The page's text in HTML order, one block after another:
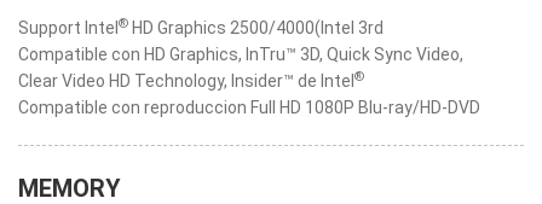
Support Intel ® HD Graphics 2500/4000(Intel 3rd
Compatible con HD Graphics, InTru™ 3D, Quick Sync Video,
Clear Video HD Technology, Insider™ de Intel ®
Compatible con reproduccion Full HD 1080P Blu-ray/HD-DVD
MEMORY